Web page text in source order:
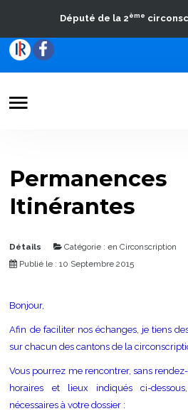
Travaux parlementaires
La Circonscription
Contact
Député de la 2ème
Permanences
Itinérantes
Détails Catégorie :en Circonscription
Publié le : 10 Septembre 2015
Bonjour,
Afin de faciliter nos échanges, je tiens
sur chacun des cantons de la
Vous pourrez me rencontrer, sans
horaires et lieux indiqués ci-
nécessaires à votre dossier :